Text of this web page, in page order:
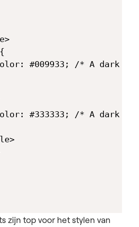
#009933; /* A dark
#333333; /* A dark
zijn top voor het stylen van